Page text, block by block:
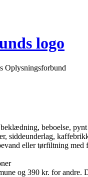
Oplysningsforbund
beboelse,
siddeunderlag,
eller tørfiltning med
og 390 kr. for andre.